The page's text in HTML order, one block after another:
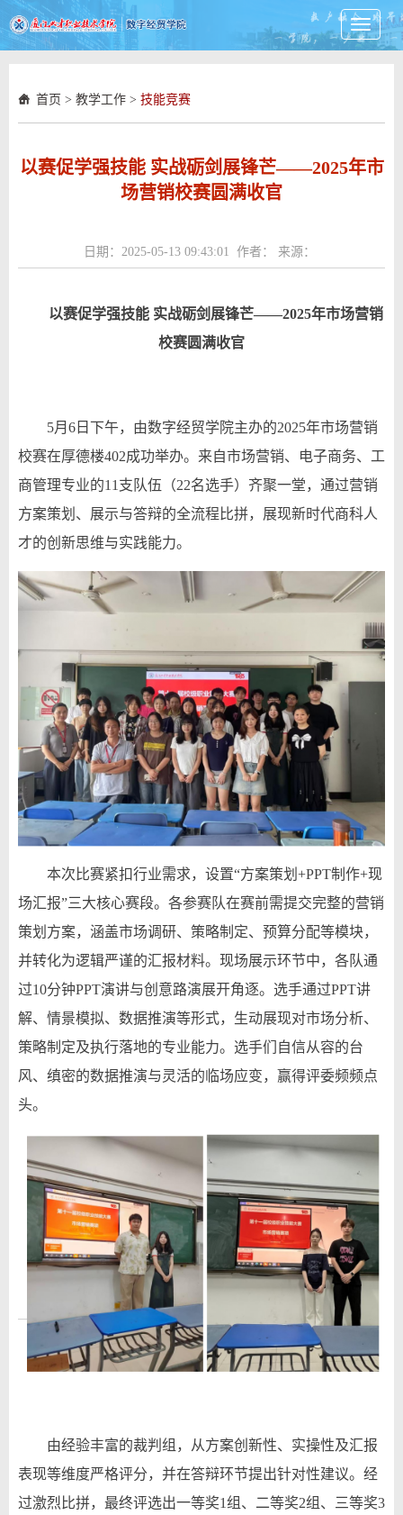
Toggle
首页 > 教学工作 > 技能竞赛
以赛促学强技能 实战砺剑展锋芒——2025年市
场营销校赛圆满收官
日期：2025-05-13 09:43:01 作者： 来源：
以赛促学强技能 实战砺剑展锋芒——2025年市场营销
校赛圆满收官
5月6日下午，由数字经贸学院主办的2025年市场营销
校赛在厚德楼402成功举办。来自市场营销、电子商务、工
商管理专业的11支队伍（22名选手）齐聚一堂，通过营销
方案策划、展示与答辩的全流程比拼，展现新时代商科人
才的创新思维与实践能力。
本次比赛紧扣行业需求，设置“方案策划+PPT制作+现
场汇报”三大核心赛段。各参赛队在赛前需提交完整的营销
策划方案，涵盖市场调研、策略制定、预算分配等模块，
并转化为逻辑严谨的汇报材料。现场展示环节中，各队通
过10分钟PPT演讲与创意路演展开角逐。选手通过PPT讲
解、情景模拟、数据推演等形式，生动展现对市场分析、
策略制定及执行落地的专业能力。 选手们自信从容的台
风、缜密的数据推演与灵活的临场应变，赢得评委频频点
头。
由经验丰富的裁判组，从方案创新性、实操性及汇报
表现等维度严格评分，并在答辩环节提出针对性建议。经
过激烈比拼，最终评选出一等奖1组、二等奖2组、三等奖3